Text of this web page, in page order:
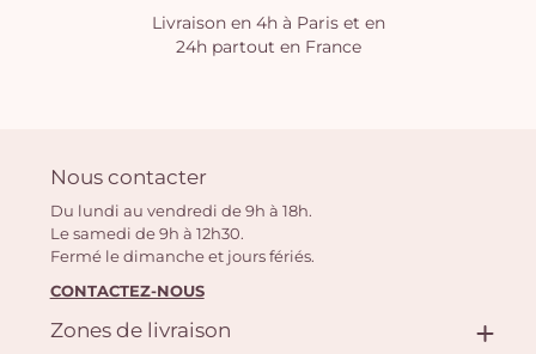
Livraison en 4h à Paris et en
24h partout en France
Nous contacter
Du lundi au vendredi de 9h à 18h.
Le samedi de 9h à 12h30.
Fermé le dimanche et jours fériés.
CONTACTEZ-NOUS
Zones de livraison